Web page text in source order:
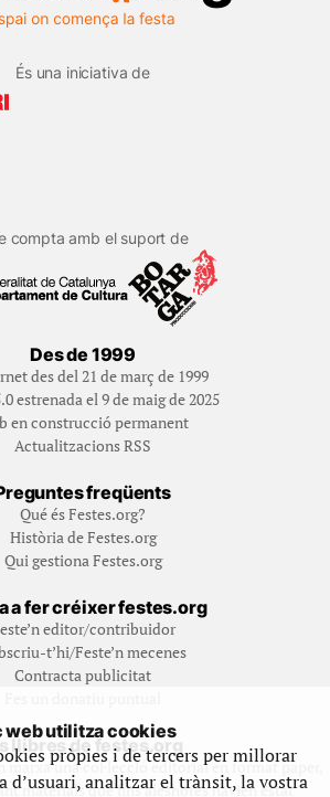
És una iniciativa de
compta amb el suport de
Des de 1999
des del 21 de març de 1999
estrenada el 9 de maig de 2025
en construcció permanent
Actualitzacions RSS
freqüents
Qué és Festes.org?
Història de Festes.org
Qui gestiona Festes.org
a fer créixer festes.org
editor/contribuidor
t’hi/Feste’n mecenes
Contracta publicitat
llibres de festes.org
marxa una col·lecció editorial en format paper,
materials que fins aleshores havien estat
web utilitza cookies
pròpies i de tercers per millorar
d’usuari, analitzar el trànsit, la vostra